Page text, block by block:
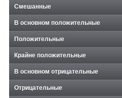
Смешанные
В основном положительные
Положительные
Крайне положительные
В основном отрицательные
Отрицательные